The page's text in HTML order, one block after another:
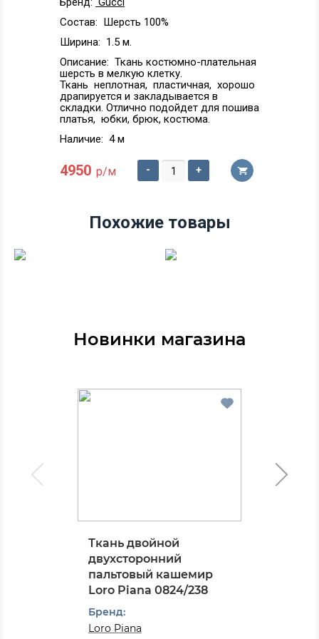
Состав: Шерсть 100%
Ширина: 1.5 м.
Описание: Ткань костюмно-плательная
шерсть в мелкую клетку.
Ткань неплотная, пластичная, хорошо
драпируется и закладывается в
складки. Отлично подойдет для пошива
платья, юбки, брюк, костюма.
Наличие: 4 м
4950 р/м - +
Похожие товары
Новинки магазина
Ткань двойной
двухсторонний
пальтовый кашемир
Loro Piana 0824/238
Бренд:
Loro Piana